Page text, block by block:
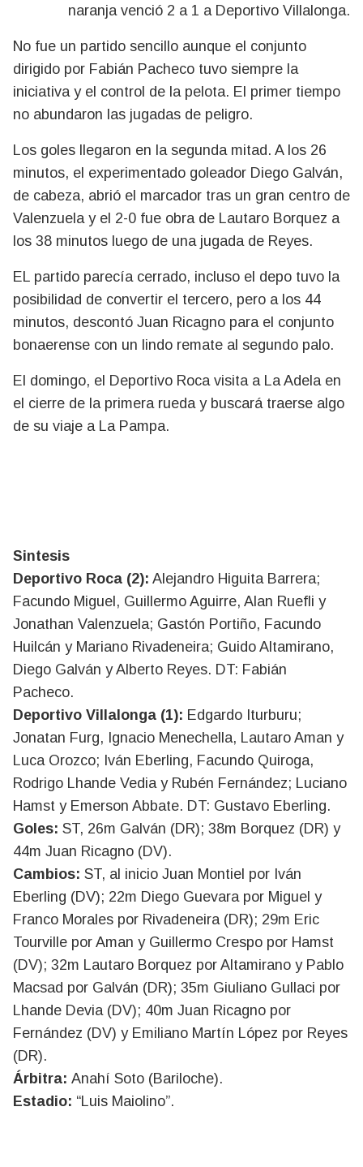
naranja venció 2 a 1 a Deportivo Villalonga.
No fue un partido sencillo aunque el conjunto
dirigido por Fabián Pacheco tuvo siempre la
iniciativa y el control de la pelota. El primer tiempo
no abundaron las jugadas de peligro.
Los goles llegaron en la segunda mitad. A los 26
minutos, el experimentado goleador Diego Galván,
de cabeza, abrió el marcador tras un gran centro de
Valenzuela y el 2-0 fue obra de Lautaro Borquez a
los 38 minutos luego de una jugada de Reyes.
EL partido parecía cerrado, incluso el depo tuvo la
posibilidad de convertir el tercero, pero a los 44
minutos, descontó Juan Ricagno para el conjunto
bonaerense con un lindo remate al segundo palo.
El domingo, el Deportivo Roca visita a La Adela en
el cierre de la primera rueda y buscará traerse algo
de su viaje a La Pampa.
Sintesis
Deportivo Roca (2): Alejandro Higuita Barrera;
Facundo Miguel, Guillermo Aguirre, Alan Ruefli y
Jonathan Valenzuela; Gastón Portiño, Facundo
Huilcán y Mariano Rivadeneira; Guido Altamirano,
Diego Galván y Alberto Reyes. DT: Fabián
Pacheco.
Deportivo Villalonga (1): Edgardo Iturburu;
Jonatan Furg, Ignacio Menechella, Lautaro Aman y
Luca Orozco; Iván Eberling, Facundo Quiroga,
Rodrigo Lhande Vedia y Rubén Fernández; Luciano
Hamst y Emerson Abbate. DT: Gustavo Eberling.
Goles: ST, 26m Galván (DR); 38m Borquez (DR) y
44m Juan Ricagno (DV).
Cambios: ST, al inicio Juan Montiel por Iván
Eberling (DV); 22m Diego Guevara por Miguel y
Franco Morales por Rivadeneira (DR); 29m Eric
Tourville por Aman y Guillermo Crespo por Hamst
(DV); 32m Lautaro Borquez por Altamirano y Pablo
Macsad por Galván (DR); 35m Giuliano Gullaci por
Lhande Devia (DV); 40m Juan Ricagno por
Fernández (DV) y Emiliano Martín López por Reyes
(DR).
Árbitra: Anahí Soto (Bariloche).
Estadio: “Luis Maiolino”.